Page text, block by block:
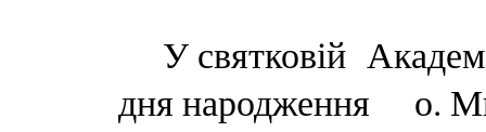
У святковій
дня народження о.